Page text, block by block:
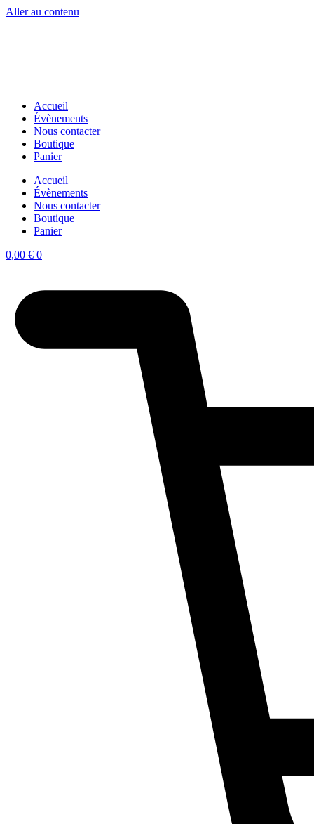
Aller au contenu
Accueil
Évènements
Nous contacter
Boutique
Panier
Accueil
Évènements
Nous contacter
Boutique
Panier
0,00 € 0